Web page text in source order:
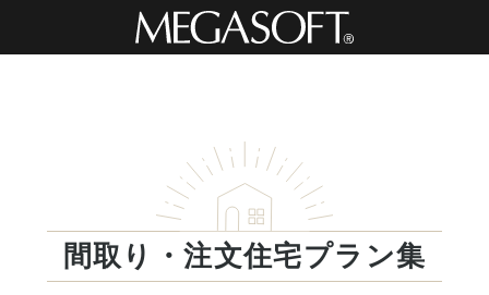
間取り・注文住宅プラン集